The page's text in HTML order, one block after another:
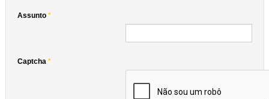
Assunto*
Captcha *